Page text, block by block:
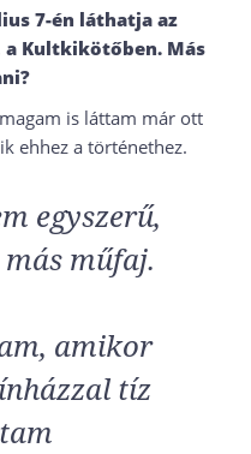
7-én láthatja az
Kultkikötőben. Más
is láttam már ott
ehhez a történethez.
egyszerű,
más műfaj.
amikor
tíz